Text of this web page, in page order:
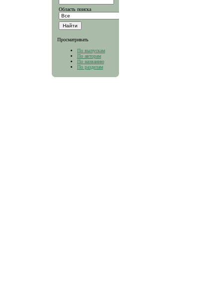
Область поиска
Просматривать
По выпускам
По авторам
По названию
По разделам